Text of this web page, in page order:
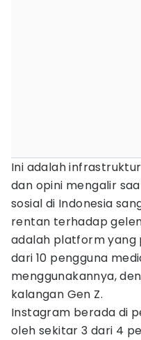
Ini adalah
dan opini mengalir
sosial di Indonesia
rentan terhadap
adalah platform yang
dari 10 pengguna
menggunakannya,
kalangan Gen Z.
Instagram berada di
oleh sekitar 3 dari 4